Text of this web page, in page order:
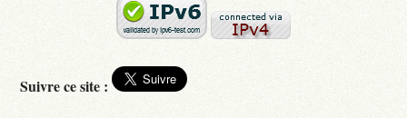
Suivre ce site :